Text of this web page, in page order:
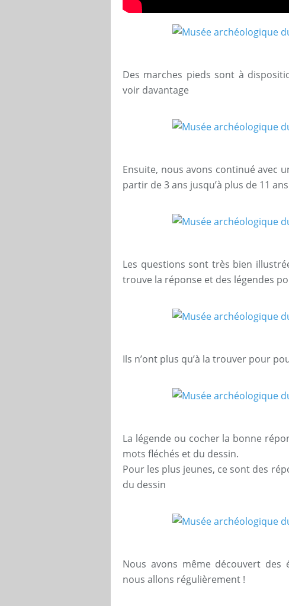
Des marches pieds sont à
voir davantage
Ensuite, nous avons continué avec
partir de 3 ans jusqu’à plus de 11 ans
Les questions sont très bien
trouve la réponse et des légendes
Ils n’ont plus qu’à la trouver pour
La légende ou cocher la bonne
mots fléchés et du dessin.
Pour les plus jeunes, ce sont des
du dessin
Nous avons même découvert
nous allons régulièrement !